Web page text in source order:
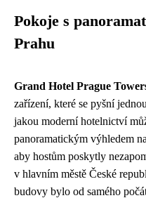
Pokoje s
Prahu
Grand Hotel Prague
zařízení, které se pyšní
jakou moderní hotelnictví
panoramatickým výhledem
aby hostům poskytly
v hlavním městě České
budovy bylo od samého